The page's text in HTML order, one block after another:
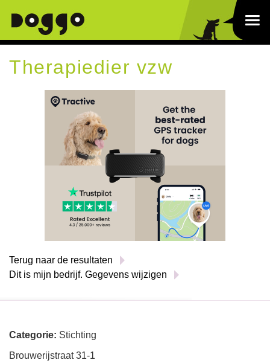
Therapiedier vzw
Terug naar de resultaten
Dit is mijn bedrijf. Gegevens wijzigen
Categorie: Stichting
Brouwerijstraat 31-1